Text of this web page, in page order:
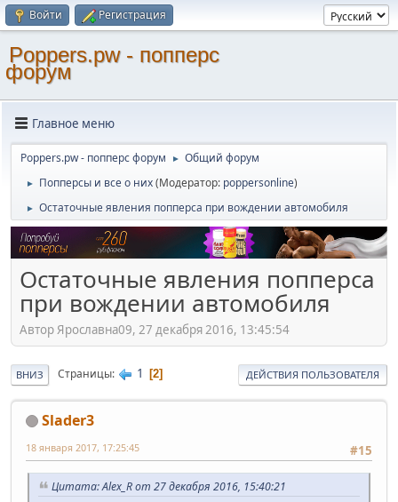
Войти Регистрация
Poppers.pw - попперс
форум
Главное меню
Poppers.pw - попперс форум ► Общий форум
► Попперсы и все о них(Модератор: poppersonline)
► Остаточные явления попперса при вождении автомобиля
Остаточные явления попперса
при вождении автомобиля
Автор Ярославна09, 27 декабря 2016, 13:45:54
ВНИЗ Страницы 1 2 ДЕЙСТВИЯ ПОЛЬЗОВАТЕЛЯ
Slader3
#15
18 января 2017, 17:25:45
Цитата: Alex_R от 27 декабря 2016, 15:40:21